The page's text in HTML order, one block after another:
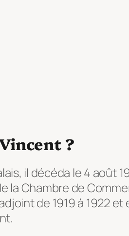
?
il décéda le 4 août
la Chambre de
de 1919 à 1922